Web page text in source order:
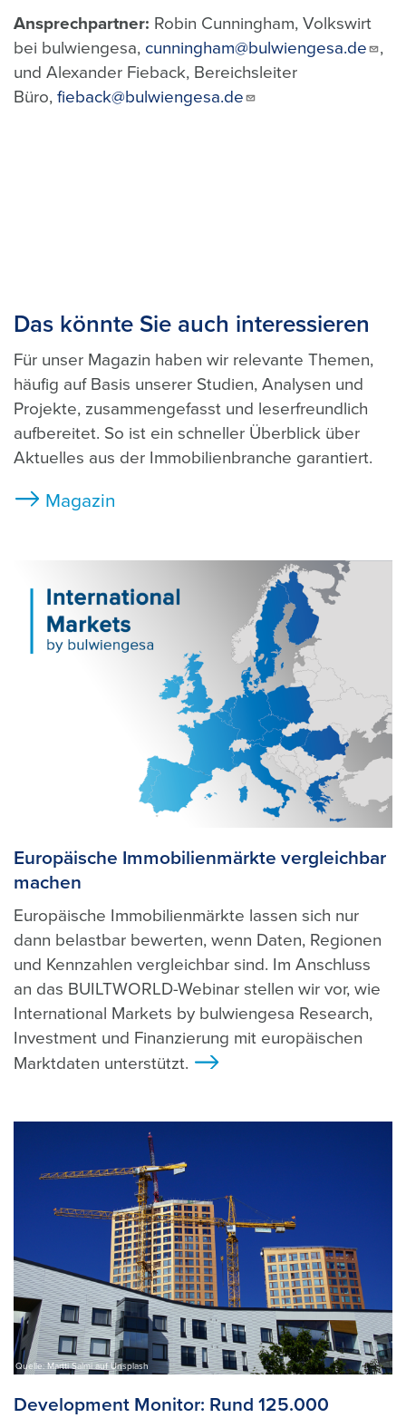
Ansprechpartner: Robin Cunningham, Volkswirt
bei bulwiengesa, cunningham@bulwiengesa.de
,
und Alexander Fieback, Bereichsleiter
Büro, fieback@bulwiengesa.de
Das könnte Sie auch interessieren
Für unser Magazin haben wir relevante Themen,
häufig auf Basis unserer Studien, Analysen und
Projekte, zusammengefasst und leserfreundlich
aufbereitet. So ist ein schneller Überblick über
Aktuelles aus der Immobilienbranche garantiert.
Magazin
Europäische Immobilienmärkte vergleichbar
machen
Europäische Immobilienmärkte lassen sich nur
dann belastbar bewerten, wenn Daten, Regionen
und Kennzahlen vergleichbar sind. Im Anschluss
an das BUILTWORLD-Webinar stellen wir vor, wie
International Markets by bulwiengesa Research,
Investment und Finanzierung mit europäischen
Marktdaten unterstützt.
Quelle: Martti Salmi auf Unsplash
Development Monitor: Rund 125.000